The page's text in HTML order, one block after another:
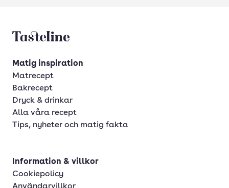
Tasteline startsida
Matig inspiration
Matrecept
Bakrecept
Dryck & drinkar
Alla våra recept
Tips, nyheter och matig fakta
Information & villkor
Cookiepolicy